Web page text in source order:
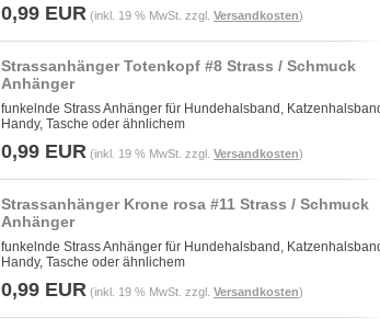
0,99 EUR (inkl. 19 % MwSt. zzgl. Versandkosten)
Strassanhänger Totenkopf #8 Strass / Schmuck
Anhänger
funkelnde Strass Anhänger für Hundehalsband,
Handy, Tasche oder ähnlichem
0,99 EUR (inkl. 19 % MwSt. zzgl. Versandkosten)
Strassanhänger Krone rosa #11 Strass / Schmuck
Anhänger
funkelnde Strass Anhänger für Hundehalsband,
Handy, Tasche oder ähnlichem
0,99 EUR (inkl. 19 % MwSt. zzgl. Versandkosten)